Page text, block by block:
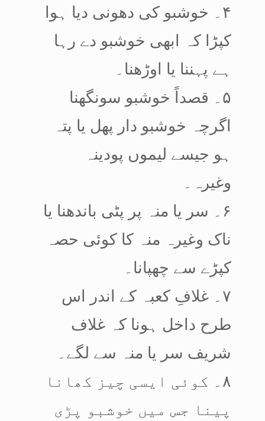
۴۔ خوشبو کی دھونی دیا ہوا
کپڑا کہ ابھی خوشبو دے رہا
ہے پہننا یا اوڑھنا۔
۵۔ قصداً خوشبو سونگھنا
اگرچہ خوشبو دار پھل یا پتہ
ہو جیسے لیموں پودینہ
وغیرہ۔
۶۔ سر یا منہ پر پٹی باندھنا یا
ناک وغیرہ منہ کا کوئی حصہ
کپڑے سے چھپانا۔
۷۔ غلافِ کعبہ کے اندر اس
طرح داخل ہونا کہ غلاف
شریف سر یا منہ سے لگے۔
۸۔ کوئی ایسی چیز کھانا
پینا جس میں خوشبو پڑی